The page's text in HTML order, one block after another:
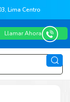
Lima Centro
Llamar Ahora